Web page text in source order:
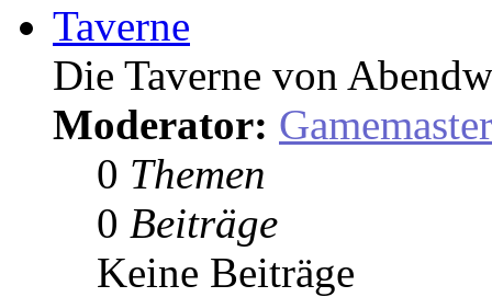
Taverne
Die Taverne von
Moderator: Gamemaster
0 Themen
0 Beiträge
Keine Beiträge